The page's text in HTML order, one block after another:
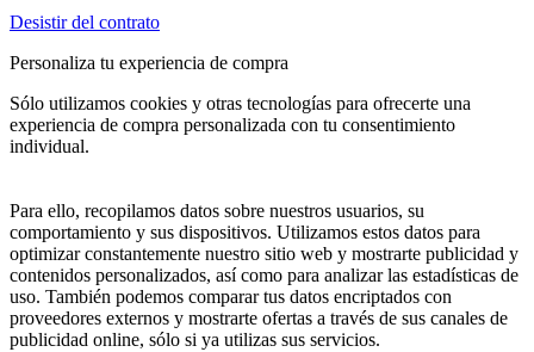
Desistir del contrato
Personaliza tu experiencia de compra
Sólo utilizamos cookies y otras tecnologías para ofrecerte una
experiencia de compra personalizada con tu consentimiento
individual.
Para ello, recopilamos datos sobre nuestros usuarios, su
comportamiento y sus dispositivos. Utilizamos estos datos para
optimizar constantemente nuestro sitio web y mostrarte publicidad y
contenidos personalizados, así como para analizar las estadísticas de
uso. También podemos comparar tus datos encriptados con
proveedores externos y mostrarte ofertas a través de sus canales de
publicidad online, sólo si ya utilizas sus servicios.